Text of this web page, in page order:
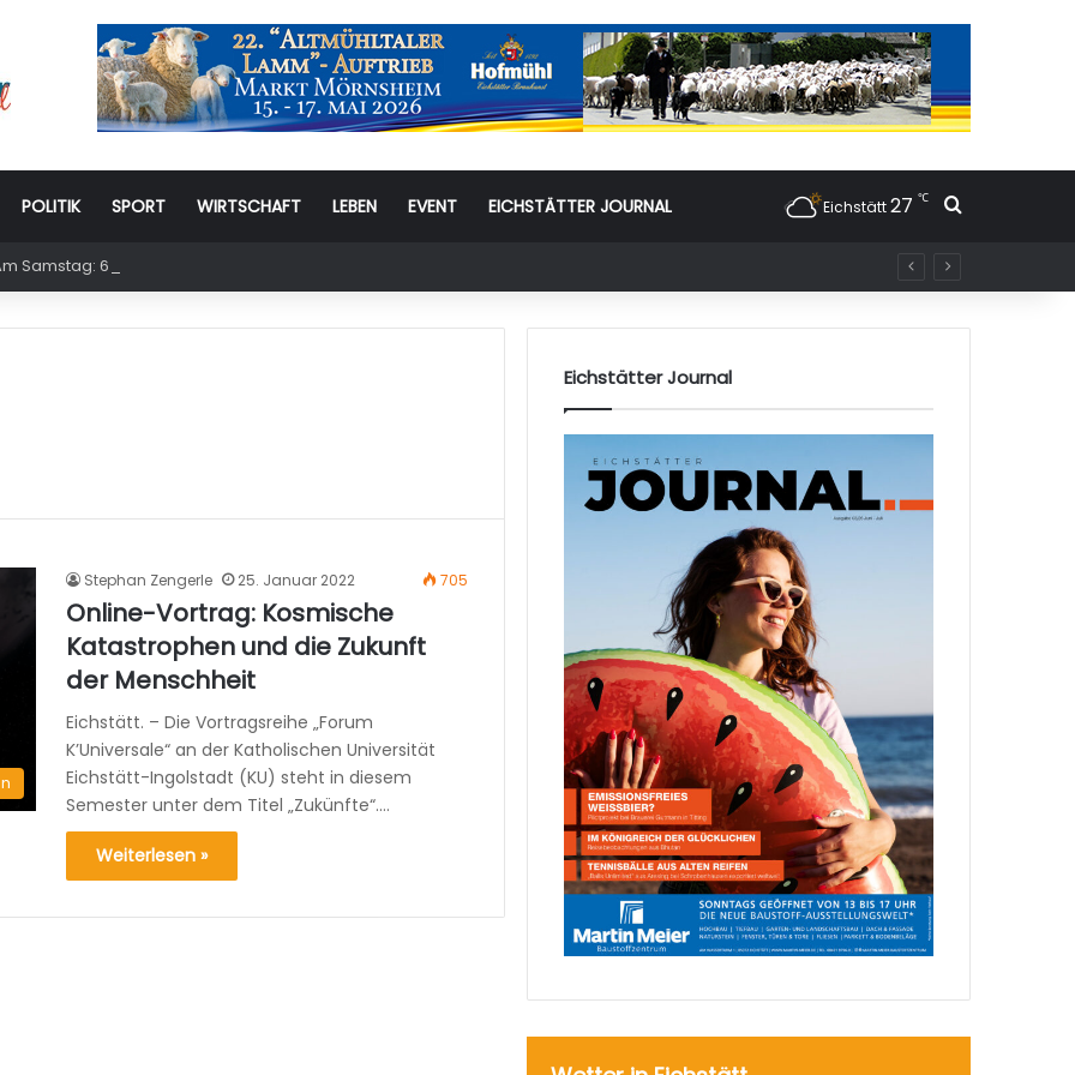
POLITIK SPORT WIRTSCHAFT LEBEN EVENT EICHSTÄTTER JOURNAL Eichstätt27 ℃ Suchen
Samstag: 6. Eichstätter Kinder- und Jugendtag – für ganze Familie
Stephan Zengerle 25. Januar 2022 705
Online-Vortrag: Kosmische
Katastrophen und die Zukunft
der Menschheit
Eichstätt. – Die Vortragsreihe „Forum
K’Universale“ an der Katholischen Universität
Eichstätt-Ingolstadt (KU) steht in diesem
Semester unter dem Titel „Zukünfte“.…
Weiterlesen »
Eichstätter Journal